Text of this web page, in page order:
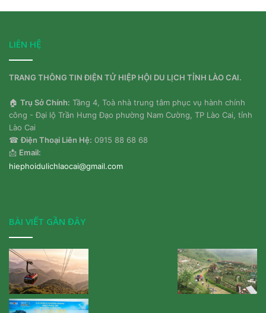
LIÊN HỆ
TRANG THÔNG TIN ĐIỆN TỬ HIỆP HỘI DU LỊCH TỈNH LÀO CAI.
🏠 Trụ Sở Chính: Tầng 4, Toà nhà trung tâm phục vụ hành chính
công - Đại lộ Trần Hưng Đạo phường Nam Cường, TP Lào Cai, tỉnh
Lào Cai
☎Điện Thoại Liên Hệ: 0915 88 68 68
📩 Email:
hiephoidulichlaocai@gmail.com
BÀI VIẾT GẦN ĐÂY